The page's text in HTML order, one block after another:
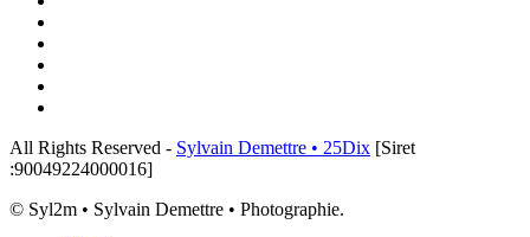
All Rights Reserved - Sylvain Demettre • 25Dix [Siret
:90049224000016]
© Syl2m • Sylvain Demettre • Photographie.